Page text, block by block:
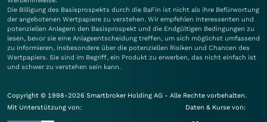
Die Billigung des Basisprospekts durch die BaFin ist nicht als ihre Befürwortung
der angebotenen Wertpapiere zu verstehen. Wir empfehlen Interessenten und
potenziellen Anlegern den Basisprospekt und die Endgültigen Bedingungen zu
lesen, bevor sie eine Anlageentscheidung treffen, um sich möglichst umfassend
zu informieren, insbesondere über die potenziellen Risiken und Chancen des
Wertpapiers. Sie sind im Begriff, ein Produkt zu erwerben, das nicht einfach ist
und schwer zu verstehen sein kann.
Copyright © 1998-2026 Smartbroker Holding AG - Alle Rechte vorbehalten.
Mit Unterstützung von:
Daten & Kurse von: